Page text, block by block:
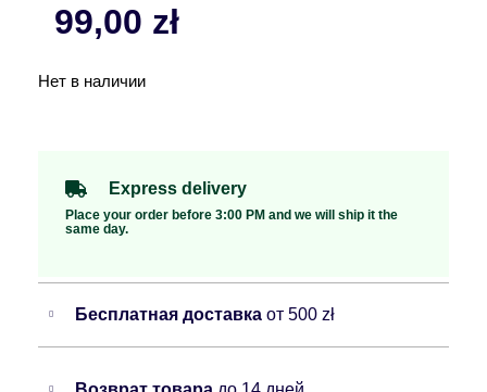
99,00 zł
Нет в наличии
Express delivery
Place your order before 3:00 PM and we will ship it the
same day.
Бесплатная доставка от 500 zł